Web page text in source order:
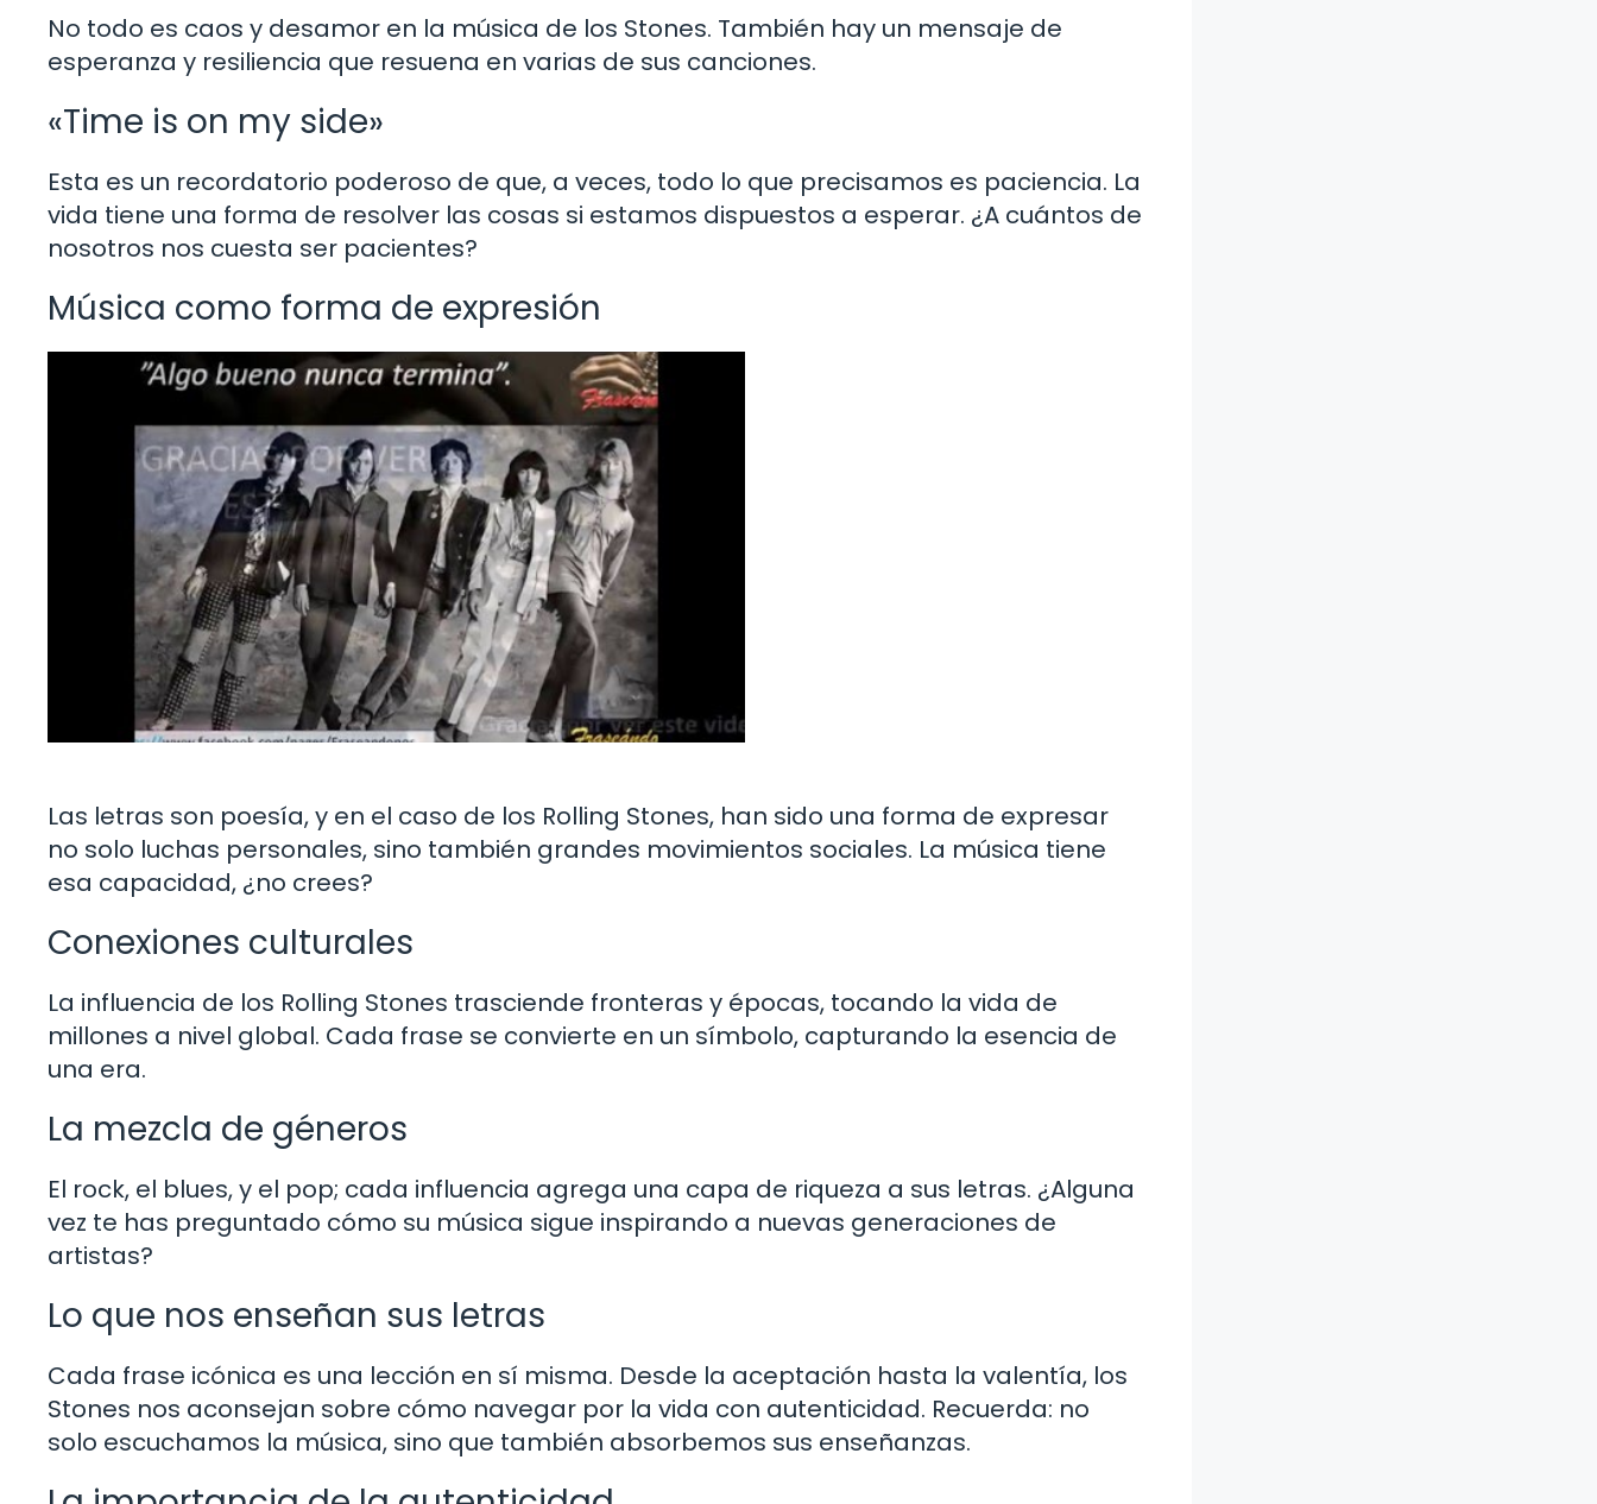
No todo es caos y desamor en la música de los Stones. También hay un mensaje de
esperanza y resiliencia que resuena en varias de sus canciones.
«Time is on my side»
Esta es un recordatorio poderoso de que, a veces, todo lo que precisamos es paciencia. La
vida tiene una forma de resolver las cosas si estamos dispuestos a esperar. ¿A cuántos de
nosotros nos cuesta ser pacientes?
Música como forma de expresión
Las letras son poesía, y en el caso de los Rolling Stones, han sido una forma de expresar
no solo luchas personales, sino también grandes movimientos sociales. La música tiene
esa capacidad, ¿no crees?
Conexiones culturales
La influencia de los Rolling Stones trasciende fronteras y épocas, tocando la vida de
millones a nivel global. Cada frase se convierte en un símbolo, capturando la esencia de
una era.
La mezcla de géneros
El rock, el blues, y el pop; cada influencia agrega una capa de riqueza a sus letras. ¿Alguna
vez te has preguntado cómo su música sigue inspirando a nuevas generaciones de
artistas?
Lo que nos enseñan sus letras
Cada frase icónica es una lección en sí misma. Desde la aceptación hasta la valentía, los
Stones nos aconsejan sobre cómo navegar por la vida con autenticidad. Recuerda: no
solo escuchamos la música, sino que también absorbemos sus enseñanzas.